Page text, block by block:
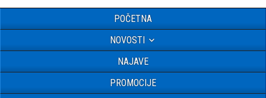
POČETNA
NOVOSTI
NAJAVE
PROMOCIJE